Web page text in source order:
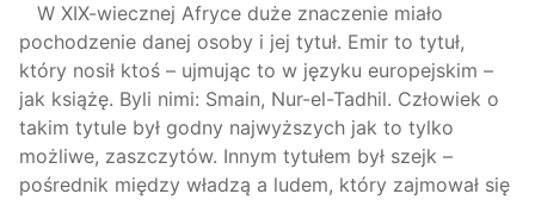
W XIX-wiecznej Afryce duże znaczenie miało
pochodzenie danej osoby i jej tytuł. Emir to tytuł,
który nosił ktoś – ujmując to w języku europejskim –
jak książę. Byli nimi: Smain, Nur-el-Tadhil. Człowiek o
takim tytule był godny najwyższych jak to tylko
możliwe, zaszczytów. Innym tytułem był szejk –
pośrednik między władzą a ludem, który zajmował się